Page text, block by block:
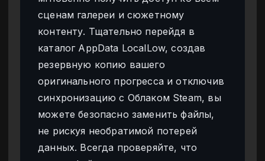
сценам галереи и сюжетному
контенту. Тщательно перейдя в
каталог AppData LocalLow, создав
резервную копию вашего
оригинального прогресса и отключив
синхронизацию с Облаком Steam, вы
можете безопасно заменить файлы,
не рискуя необратимой потерей
данных. Всегда проверяйте, что